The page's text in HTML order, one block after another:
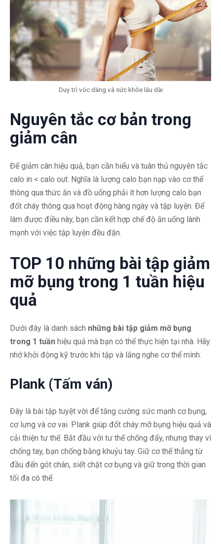
Duy trì vóc dáng và sức khỏe lâu dài
Nguyên tắc cơ bản trong
giảm cân
Để giảm cân hiệu quả, bạn cần hiểu và tuân thủ nguyên tắc
calo in < calo out. Nghĩa là lượng calo bạn nạp vào cơ thể
thông qua thức ăn và đồ uống phải ít hơn lượng calo bạn
đốt cháy thông qua hoạt động hàng ngày và tập luyện. Để
làm được điều này, bạn cần kết hợp chế độ ăn uống lành
mạnh với việc tập luyện đều đặn.
TOP 10 những bài tập giảm
mỡ bụng trong 1 tuần hiệu
quả
Dưới đây là danh sách những bài tập giảm mỡ bụng
trong 1 tuần hiệu quả mà bạn có thể thực hiện tại nhà. Hãy
nhớ khởi động kỹ trước khi tập và lắng nghe cơ thể mình.
Plank (Tấm ván)
Đây là bài tập tuyệt vời để tăng cường sức mạnh cơ bụng,
cơ lưng và cơ vai. Plank giúp đốt cháy mỡ bụng hiệu quả và
cải thiện tư thế. Bắt đầu với tư thế chống đẩy, nhưng thay vì
chống tay, bạn chống bằng khuỷu tay. Giữ cơ thể thẳng từ
đầu đến gót chân, siết chặt cơ bụng và giữ trong thời gian
tối đa có thể.